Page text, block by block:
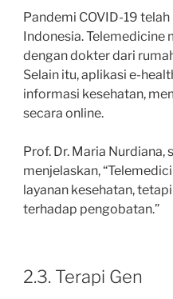
Pandemi COVID-19
Indonesia. Telemedicine
dengan dokter dari
Selain itu, aplikasi e-
informasi kesehatan,
secara online.
Prof. Dr. Maria
menjelaskan,
layanan kesehatan,
terhadap pengobatan.”
2.3. Terapi Gen